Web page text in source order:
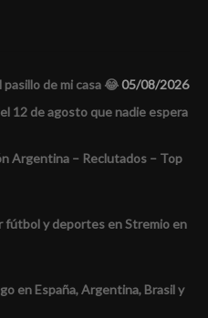
de mi casa 😂05/08/2026
12 de agosto que nadie espera
Argentina – Reclutados – Top
fútbol y deportes en Stremio en
en España, Argentina, Brasil y